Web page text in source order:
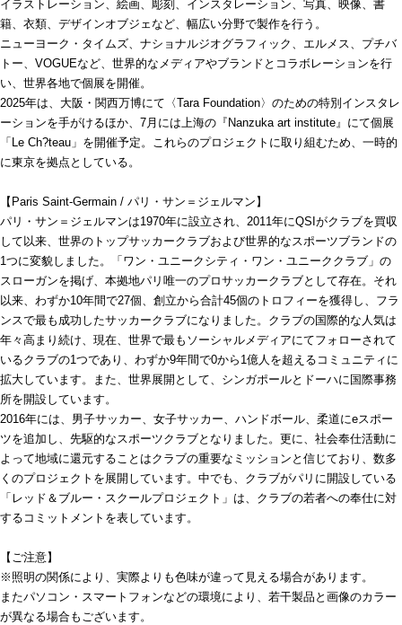
イラストレーション、絵画、彫刻、インスタレーション、写真、映像、書
籍、衣類、デザインオブジェなど、幅広い分野で製作を行う。
ニューヨーク・タイムズ、ナショナルジオグラフィック、エルメス、プチバ
トー、VOGUEなど、世界的なメディアやブランドとコラボレーションを行
い、世界各地で個展を開催。
2025年は、大阪・関西万博にて〈Tara Foundation〉のための特別インスタレ
ーションを手がけるほか、7月には上海の『Nanzuka art institute』にて個展
「Le Ch?teau」を開催予定。これらのプロジェクトに取り組むため、一時的
に東京を拠点としている。
【Paris Saint-Germain / パリ・サン＝ジェルマン】
パリ・サン＝ジェルマンは1970年に設立され、2011年にQSIがクラブを買収
して以来、世界のトップサッカークラブおよび世界的なスポーツブランドの
1つに変貌しました。「ワン・ユニークシティ・ワン・ユニーククラブ」の
スローガンを掲げ、本拠地パリ唯一のプロサッカークラブとして存在。それ
以来、わずか10年間で27個、創立から合計45個のトロフィーを獲得し、フラ
ンスで最も成功したサッカークラブになりました。クラブの国際的な人気は
年々高まり続け、現在、世界で最もソーシャルメディアにてフォローされて
いるクラブの1つであり、わずか9年間で0から1億人を超えるコミュニティに
拡大しています。また、世界展開として、シンガポールとドーハに国際事務
所を開設しています。
2016年には、男子サッカー、女子サッカー、ハンドボール、柔道にeスポー
ツを追加し、先駆的なスポーツクラブとなりました。更に、社会奉仕活動に
よって地域に還元することはクラブの重要なミッションと信じており、数多
くのプロジェクトを展開しています。中でも、クラブがパリに開設している
「レッド＆ブルー・スクールプロジェクト」は、クラブの若者への奉仕に対
するコミットメントを表しています。
【ご注意】
※照明の関係により、実際よりも色味が違って見える場合があります。
またパソコン・スマートフォンなどの環境により、若干製品と画像のカラー
が異なる場合もございます。